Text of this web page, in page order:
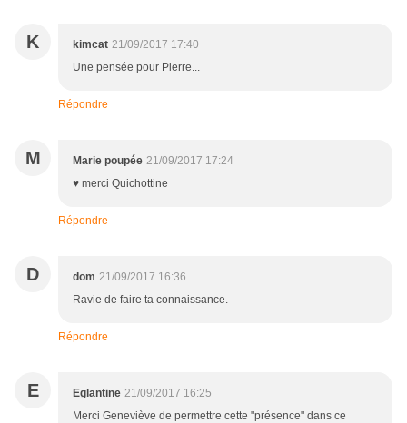
K kimcat 21/09/2017 17:40
Une pensée pour Pierre...
Répondre
M Marie poupée 21/09/2017 17:24
♥ merci Quichottine
Répondre
D dom 21/09/2017 16:36
Ravie de faire ta connaissance.
Répondre
E Eglantine 21/09/2017 16:25
Merci Geneviève de permettre cette "présence" dans ce